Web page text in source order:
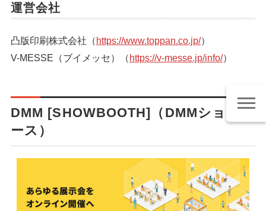
運営会社
凸版印刷株式会社（ https://www.toppan.co.jp/）
V-MESSE（ブイメッセ）（ https://v-messe.jp/info/）
DMM [SHOWBOOTH]（DMMショーブ
ース）